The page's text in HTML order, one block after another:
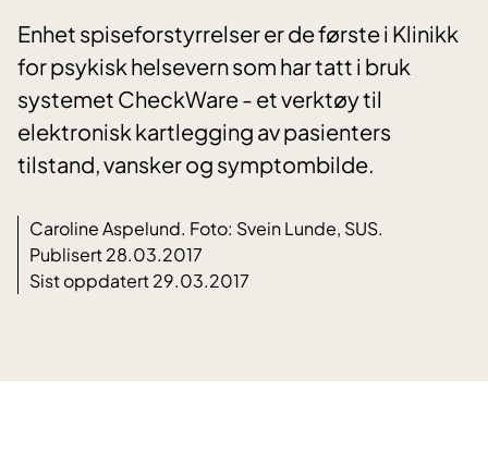
Enhet spiseforstyrrelser er de første i Klinikk
for psykisk helsevern som har tatt i bruk
systemet CheckWare - et verktøy til
elektronisk kartlegging av pasienters
tilstand, vansker og symptombilde.
Caroline Aspelund. Foto: Svein Lunde, SUS.
Publisert 28.03.2017
Sist oppdatert 29.03.2017